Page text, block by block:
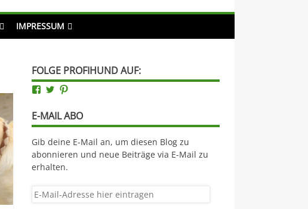
IMPRESSUM
FOLGE PROFIHUND AUF:
Facebook
Twitter
E-MAIL ABO
Gib deine E-Mail an, um diesen Blog zu
abonnieren und neue Beiträge via E-Mail zu
erhalten.
E-